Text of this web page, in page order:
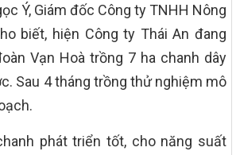
Ý, Giám đốc Công ty TNHH Nông
biết, hiện Công ty Thái An đang
Vạn Hoà trồng 7 ha chanh dây
Sau 4 tháng trồng thử nghiệm mô
phát triển tốt, cho năng suất